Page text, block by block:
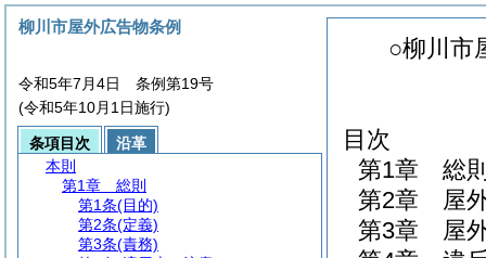
○柳川市
目次
第1章
総
第2章
屋
第3章
屋
柳川市屋外広告物条例
令和5年7月4日 条例第19号
(令和5年10月1日施行)
条項目次
沿革
本則
第1章
総則
第1条(目的)
第2条(定義)
第3条(責務)